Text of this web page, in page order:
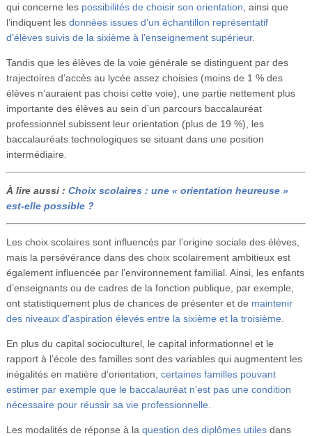
qui concerne les possibilités de choisir son orientation , ainsi que
l’indiquent les données issues d’un échantillon représentatif
d’élèves suivis de la sixième à l’enseignement supérieur.
Tandis que les élèves de la voie générale se distinguent par des
trajectoires d’accès au lycée assez choisies (moins de 1 % des
élèves n’auraient pas choisi cette voie), une partie nettement plus
importante des élèves au sein d’un parcours baccalauréat
professionnel subissent leur orientation (plus de 19 %), les
baccalauréats technologiques se situant dans une position
intermédiaire.
À lire aussi : Choix scolaires : une « orientation heureuse »
est-elle possible ?
Les choix scolaires sont influencés par l’origine sociale des élèves,
mais la persévérance dans des choix scolairement ambitieux est
également influencée par l’environnement familial. Ainsi, les enfants
d’enseignants ou de cadres de la fonction publique, par exemple,
ont statistiquement plus de chances de présenter et de maintenir
des niveaux d’aspiration élevés entre la sixième et la troisième
En plus du capital socioculturel, le capital informationnel et le
rapport à l’école des familles sont des variables qui augmentent les
inégalités en matière d’orientation, certaines familles pouvant
estimer par exemple que le baccalauréat n’est pas une condition
nécessaire pour réussir sa vie professionnelle
Les modalités de réponse à la question des diplômes utilesdans